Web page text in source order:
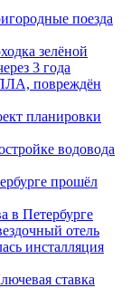
поезда
зелёной
3 года
повреждён
планировки
водовода
прошёл
в Петербурге
отель
инсталляция
ставка